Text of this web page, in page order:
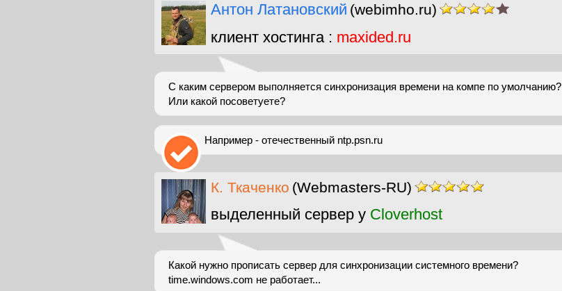
Антон Латановский (webimho.ru)
клиент хостинга : maxided.ru
С каким сервером выполняется синхронизация времени на компе по умолчанию?
Или какой посоветуете?
Например - отечественный ntp.psn.ru
К. Ткаченко (Webmasters-RU)
выделенный сервер у Cloverhost
Какой нужно прописать сервер для синхронизации системного времени?
time.windows.com не работает...